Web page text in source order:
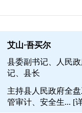
艾山·吾买尔
县委副书记、人民
记、县长
主持县人民政府全
管审计、安全生... [